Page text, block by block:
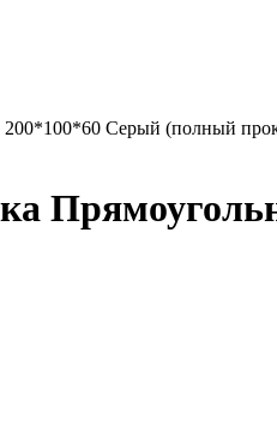
200*100*60 Серый (полный